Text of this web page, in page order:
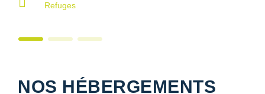
Refuges
NOS HÉBERGEMENTS